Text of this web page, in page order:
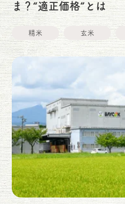
ま？“適正価格”とは
精米 玄米